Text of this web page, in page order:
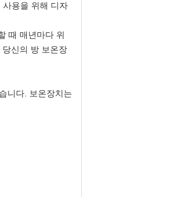
용을 위해 디자
때 매년마다 위
신의 방 보온장
니다. 보온장치는